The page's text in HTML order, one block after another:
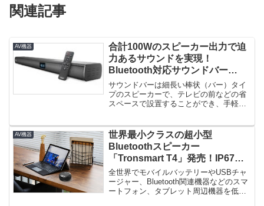
関連記事
AV機器
合計100Wのスピーカー出力で迫
力あるサウンドを実現！
Bluetooth対応サウンドバー
「Tribit BTS60」登場！
サウンドバーは細長い棒状（バー）タイ
プのスピーカーで、テレビの前などの省
スペースで設置することができ、手軽に
AV機器
世界最小クラスの超小型
Bluetoothスピーカー
「Tronsmart T4」発売！IP67の
防水・防塵性能も装備！
全世界でモバイルバッテリーやUSBチャ
ージャー、Bluetooth関連機器などのスマ
ートフォン、タブレット周辺機器を低価